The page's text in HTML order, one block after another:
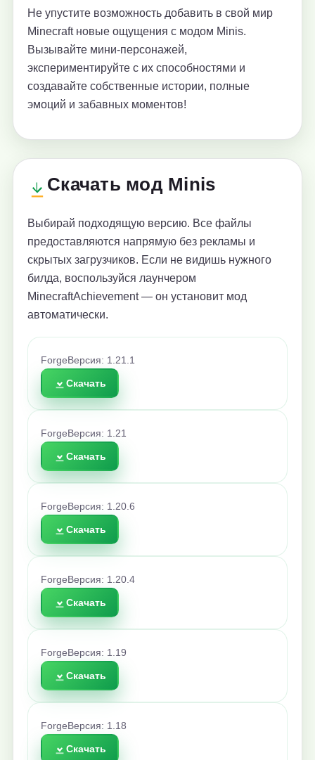
Не упустите возможность добавить в свой мир
Minecraft новые ощущения с модом Minis.
Вызывайте мини-персонажей,
экспериментируйте с их способностями и
создавайте собственные истории, полные
эмоций и забавных моментов!
Скачать мод Minis
Выбирай подходящую версию. Все файлы
предоставляются напрямую без рекламы и
скрытых загрузчиков. Если не видишь нужного
билда, воспользуйся лаунчером
MinecraftAchievement — он установит мод
автоматически.
Forge Версия: 1.21.1
Скачать
Forge Версия: 1.21
Скачать
Forge Версия: 1.20.6
Скачать
Forge Версия: 1.20.4
Скачать
Forge Версия: 1.19
Скачать
Forge Версия: 1.18
Скачать